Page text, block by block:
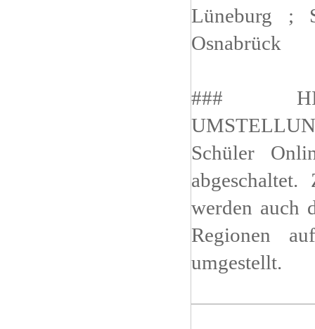
Lüneburg ;
Osnabrück
###
Schüler
werden auch
Regionen
umgestellt.